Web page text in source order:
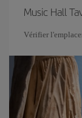
Music Hall
Vérifier